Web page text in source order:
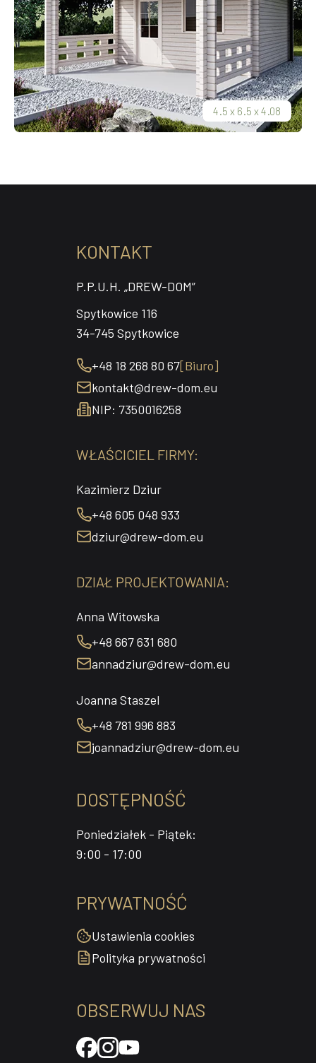
4.5 x 6.5 x 4.08
KONTAKT
P.P.U.H. „DREW-DOM”
Spytkowice 116
34-745 Spytkowice
+48 18 268 80 67[Biuro]
kontakt@drew-dom.eu
NIP: 7350016258
WŁAŚCICIEL FIRMY:
Kazimierz Dziur
+48 605 048 933
dziur@drew-dom.eu
DZIAŁ PROJEKTOWANIA:
Anna Witowska
+48 667 631 680
annadziur@drew-dom.eu
Joanna Staszel
+48 781 996 883
joannadziur@drew-dom.eu
DOSTĘPNOŚĆ
Poniedziałek - Piątek:
9:00 - 17:00
PRYWATNOŚĆ
Ustawienia cookies
Polityka prywatności
OBSERWUJ NAS